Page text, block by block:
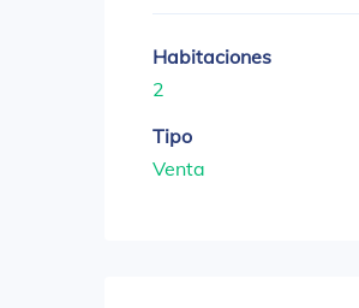
Habitaciones
2
Tipo
Venta